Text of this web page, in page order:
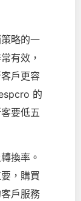
略的一
有效，
戶更容
的
要低五
換率。
，購買
戶服務